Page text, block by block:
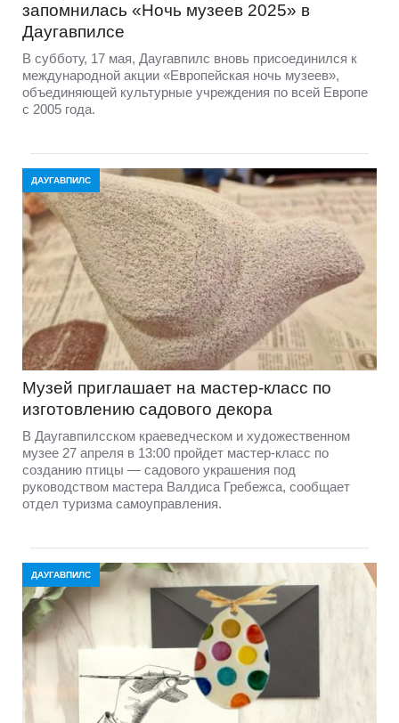
запомнилась «Ночь музеев 2025» в
Даугавпилсе
В субботу, 17 мая, Даугавпилс вновь присоединился к
международной акции «Европейская ночь музеев»,
объединяющей культурные учреждения по всей Европе
с 2005 года.
ДАУГАВПИЛС
Музей приглашает на мастер-класс по
изготовлению садового декора
В Даугавпилсском краеведческом и художественном
музее 27 апреля в 13:00 пройдет мастер-класс по
созданию птицы — садового украшения под
руководством мастера Валдиса Гребежса, сообщает
отдел туризма самоуправления.
ДАУГАВПИЛС